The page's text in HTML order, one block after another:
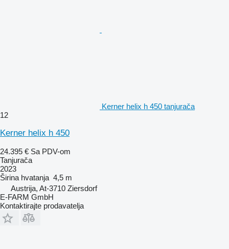
Kerner helix h 450 tanjurača
12
Kerner helix h 450
24.395 € Sa PDV-om
Tanjurača
2023
Širina hvatanja 4,5 m
Austrija, At-3710 Ziersdorf
E-FARM GmbH
Kontaktirajte prodavatelja